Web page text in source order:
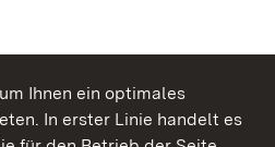
Ihnen ein optimales
In erster Linie handelt es